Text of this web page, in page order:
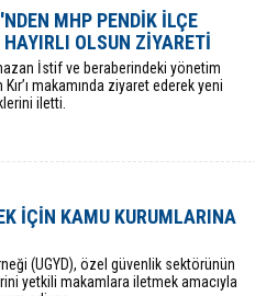
MHP PENDİK İLÇE
OLSUN ZİYARETİ
İstif ve beraberindeki yönetim
makamında ziyaret ederek yeni
iletti.
İÇİN KAMU KURUMLARINA
(UGYD), özel güvenlik sektörünün
yetkili makamlara iletmek amacıyla